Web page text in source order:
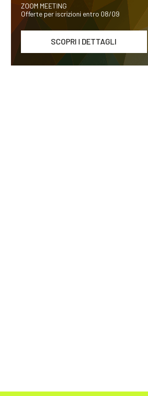
ZOOM MEETING
Offerte per iscrizioni entro 08/09
SCOPRI I DETTAGLI